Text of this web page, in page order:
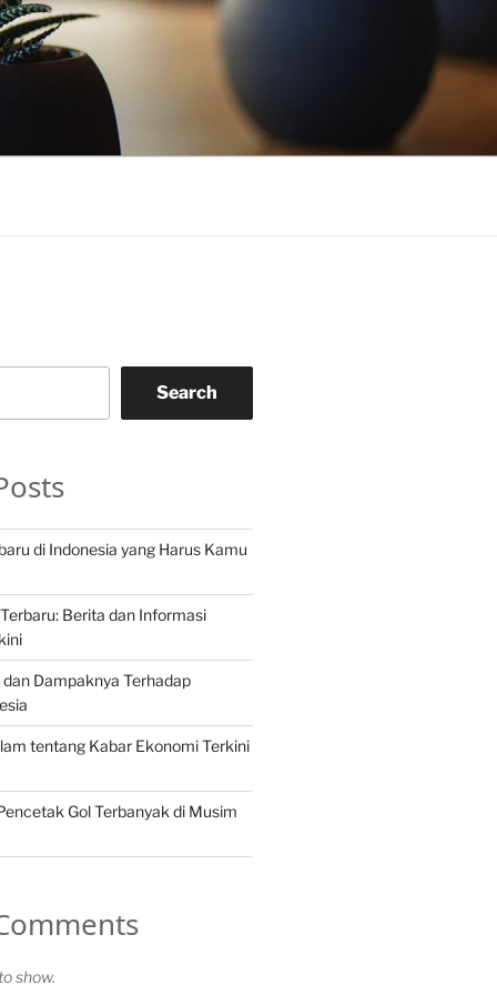
Search
di Indonesia yang Harus Kamu
Berita dan Informasi
Dampaknya Terhadap
tentang Kabar Ekonomi Terkini
Gol Terbanyak di Musim
show.